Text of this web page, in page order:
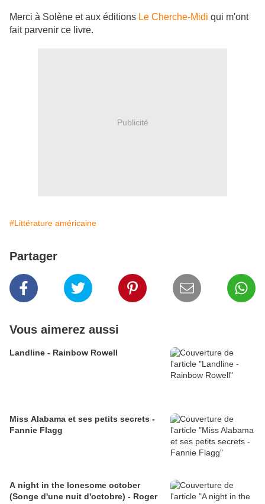
Merci à Solène et aux éditions Le Cherche-Midi qui m'ont
fait parvenir ce livre.
Publicité
#Littérature américaine
Partager
Vous aimerez aussi
Landline - Rainbow Rowell
Miss Alabama et ses petits secrets -
Fannie Flagg
A night in the lonesome october
(Songe d'une nuit d'octobre) - Roger